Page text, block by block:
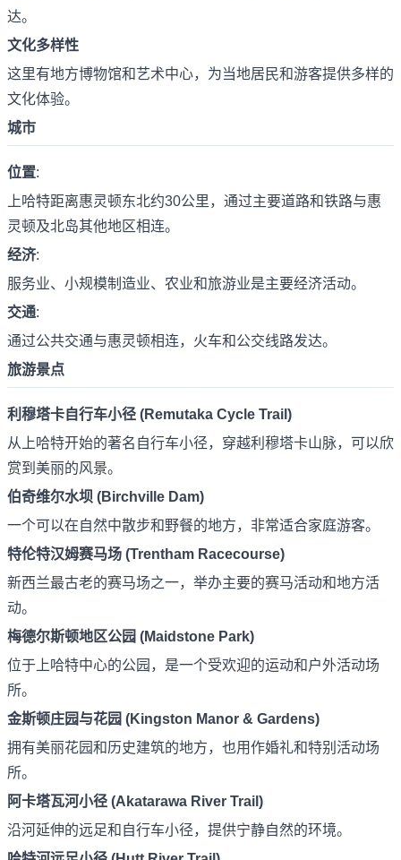
达。
文化多样性
这里有地方博物馆和艺术中心，为当地居民和游客提供多样的
文化体验。
城市
位置:
上哈特距离惠灵顿东北约30公里，通过主要道路和铁路与惠
灵顿及北岛其他地区相连。
经济:
服务业、小规模制造业、农业和旅游业是主要经济活动。
交通:
通过公共交通与惠灵顿相连，火车和公交线路发达。
旅游景点
利穆塔卡自行车小径 (Remutaka Cycle Trail)
从上哈特开始的著名自行车小径，穿越利穆塔卡山脉，可以欣
赏到美丽的风景。
伯奇维尔水坝 (Birchville Dam)
一个可以在自然中散步和野餐的地方，非常适合家庭游客。
特伦特汉姆赛马场 (Trentham Racecourse)
新西兰最古老的赛马场之一，举办主要的赛马活动和地方活
动。
梅德尔斯顿地区公园 (Maidstone Park)
位于上哈特中心的公园，是一个受欢迎的运动和户外活动场
所。
金斯顿庄园与花园 (Kingston Manor & Gardens)
拥有美丽花园和历史建筑的地方，也用作婚礼和特别活动场
所。
阿卡塔瓦河小径 (Akatarawa River Trail)
沿河延伸的远足和自行车小径，提供宁静自然的环境。